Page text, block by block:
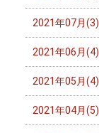
2021年07月(3)
2021年06月(4)
2021年05月(4)
2021年04月(5)